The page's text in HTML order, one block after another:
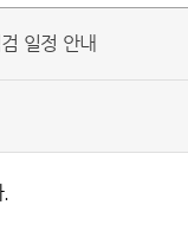
일정 안내
.